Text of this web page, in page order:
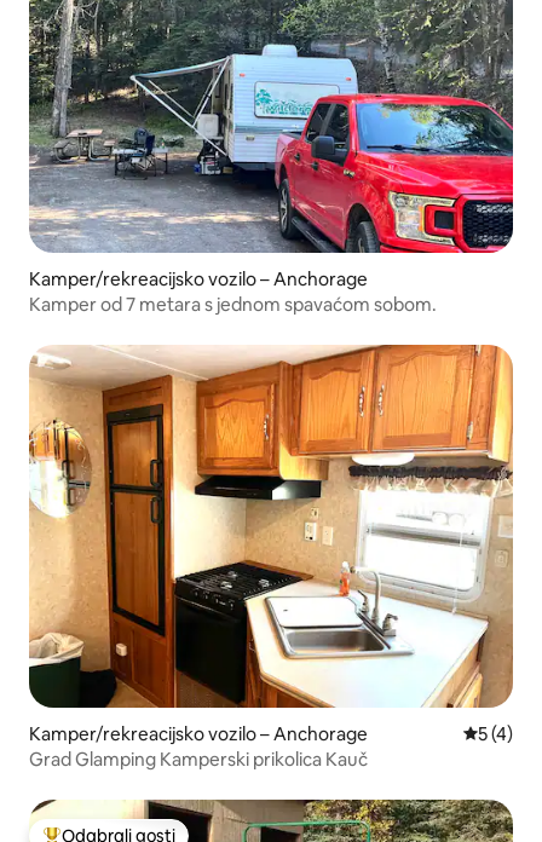
Kamper/rekreacijsko vozilo – Anchorage
Kamper od 7 metara s jednom spavaćom sobom.
Kamper/rekreacijsko vozilo – Anchorage
5 (4)
Grad Glamping Kamperski prikolica Kauč
Odabrali gosti